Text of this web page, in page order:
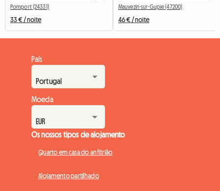
Pomport (24331)
33 € / noite
Mauvezin-sur-Gupie (47200)
46 € / noite
País
Moeda
Os nossos tipos de alojamento
Quarto em casa do anfitrião
Alojamento partilhado